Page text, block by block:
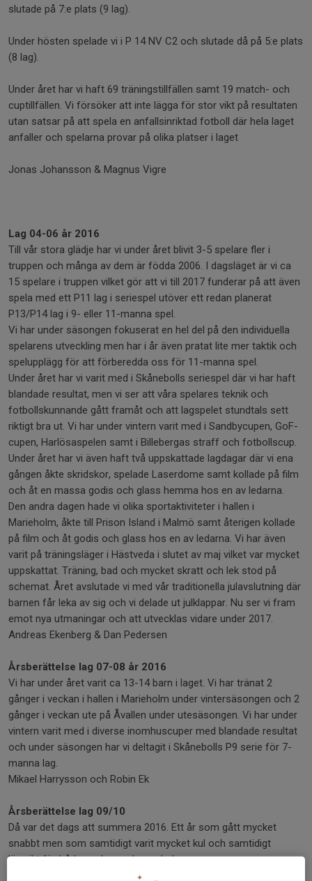
slutade på 7:e plats (9 lag).
Under hösten spelade vi i P 14 NV C2 och slutade då på 5:e plats
(8 lag).
Under året har vi haft 69 träningstillfällen samt 19 match- och
cuptillfällen. Vi försöker att inte lägga för stor vikt på resultaten
utan satsar på att spela en anfallsinriktad fotboll där hela laget
anfaller och spelarna provar på olika platser i laget
Jonas Johansson & Magnus Vigre
Lag 04-06 år 2016
Till vår stora glädje har vi under året blivit 3-5 spelare fler i
truppen och många av dem är födda 2006. I dagsläget är vi ca
15 spelare i truppen vilket gör att vi till 2017 funderar på att även
spela med ett P11 lag i seriespel utöver ett redan planerat
P13/P14 lag i 9- eller 11-manna spel.
Vi har under säsongen fokuserat en hel del på den individuella
spelarens utveckling men har i år även pratat lite mer taktik och
spelupplägg för att förberedda oss för 11-manna spel.
Under året har vi varit med i Skånebolls seriespel där vi har haft
blandade resultat, men vi ser att våra spelares teknik och
fotbollskunnande gått framåt och att lagspelet stundtals sett
riktigt bra ut. Vi har under vintern varit med i Sandbycupen, GoF-
cupen, Harlösaspelen samt i Billebergas straff och fotbollscup.
Under året har vi även haft två uppskattade lagdagar där vi ena
gången åkte skridskor, spelade Laserdome samt kollade på film
och åt en massa godis och glass hemma hos en av ledarna.
Den andra dagen hade vi olika sportaktiviteter i hallen i
Marieholm, åkte till Prison Island i Malmö samt återigen kollade
på film och åt godis och glass hos en av ledarna. Vi har även
varit på träningsläger i Hästveda i slutet av maj vilket var mycket
uppskattat. Träning, bad och mycket skratt och lek stod på
schemat. Året avslutade vi med vår traditionella julavslutning där
barnen får leka av sig och vi delade ut julklappar. Nu ser vi fram
emot nya utmaningar och att utvecklas vidare under 2017.
Andreas Ekenberg & Dan Pedersen
Årsberättelse lag 07-08 år 2016
Vi har under året varit ca 13-14 barn i laget. Vi har tränat 2
gånger i veckan i hallen i Marieholm under vintersäsongen och 2
gånger i veckan ute på Åvallen under utesäsongen. Vi har under
vintern varit med i diverse inomhuscuper med blandade resultat
och under säsongen har vi deltagit i Skånebolls P9 serie för 7-
manna lag.
Mikael Harrysson och Robin Ek
Årsberättelse lag 09/10
Då var det dags att summera 2016. Ett år som gått mycket
snabbt men som samtidigt varit mycket kul och samtidigt
lärorikt för både spelare och oss ledare.
Året började med en liten förändring på ledarsidan. Från att ha